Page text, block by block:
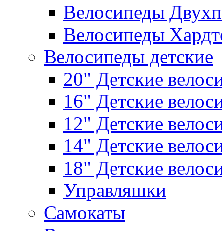
Велосипеды
Велосипеды
Велосипеды детские
20" Детские
16" Детские
12" Детские
14" Детские
18" Детские
Управляшки
Самокаты